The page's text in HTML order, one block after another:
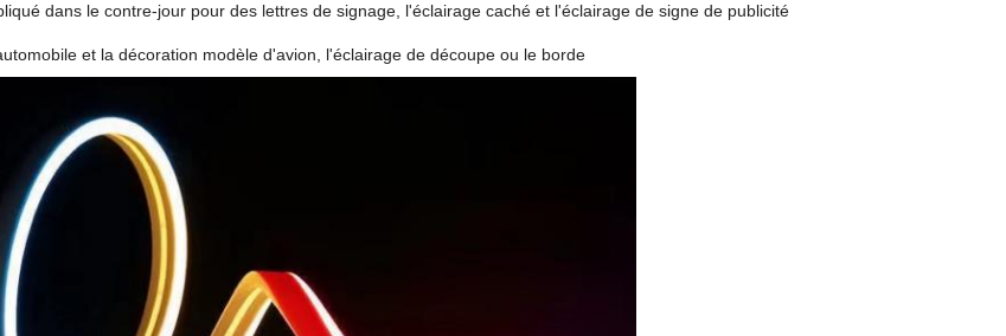
dans le contre-jour pour des lettres de signage, l'éclairage caché et l'éclairage de signe de publicité
et la décoration modèle d'avion, l'éclairage de découpe ou le borde